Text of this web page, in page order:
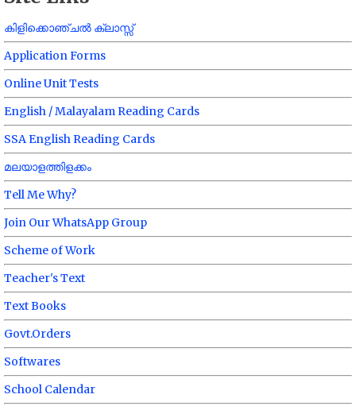
കിളിക്കൊഞ്ചൽ ക്ലാസ്സ്
Application Forms
Online Unit Tests
English / Malayalam Reading Cards
SSA English Reading Cards
മലയാളത്തിളക്കം
Tell Me Why?
Join Our WhatsApp Group
Scheme of Work
Teacher's Text
Text Books
Govt.Orders
Softwares
School Calendar